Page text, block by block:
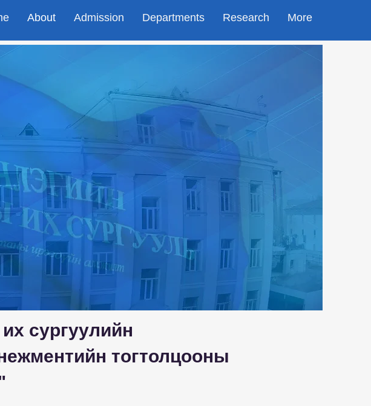
About Admission Departments Research More
сургуулийн
тогтолцооны